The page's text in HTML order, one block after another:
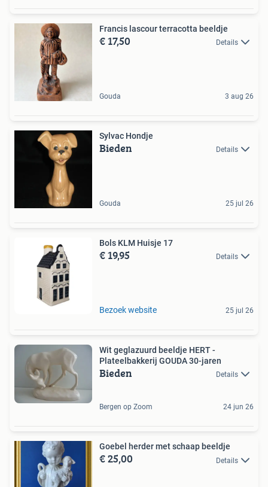
Francis lascour terracotta beeldje
€ 17,50 Details
Gouda 3 aug 26
Sylvac Hondje
Bieden Details
Gouda 25 jul 26
Bols KLM Huisje 17
€ 19,95 Details
Bezoek website 25 jul 26
Wit geglazuurd beeldje HERT -
Plateelbakkerij GOUDA 30-jaren
Bieden Details
Bergen op Zoom 24 jun 26
Goebel herder met schaap beeldje
€ 25,00 Details